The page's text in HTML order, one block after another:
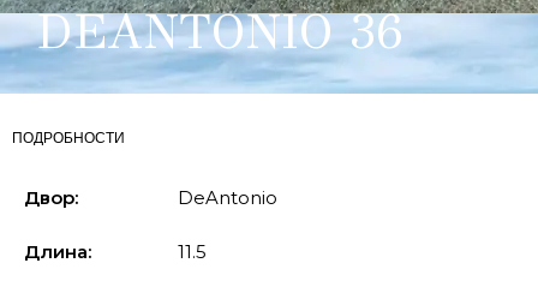
DEANTONIO 36
ПОДРОБНОСТИ
Двор: DeAntonio
Длина: 11.5